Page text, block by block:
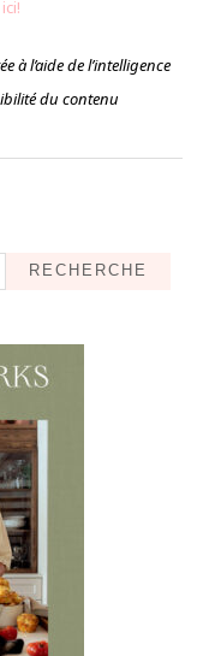
à l’aide de l’intelligence
du contenu
RECHERCHE